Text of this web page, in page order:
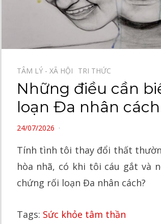
TÂM LÝ - XÃ HỘI⠀ TRI THỨC⠀
Những điều cần
loạn Đa nhân cách
POSTED
24/07/2026
Tính tình tôi thay đổi thất
hòa nhã, có khi tôi cáu gắt và
chứng rối loạn Đa nhân cách?
Tags: Sức khỏe tâm thần